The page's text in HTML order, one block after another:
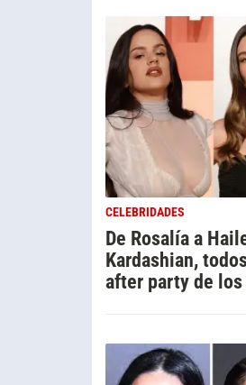
CELEBRIDADES
De Rosalía a
Kardashian,
after party de los